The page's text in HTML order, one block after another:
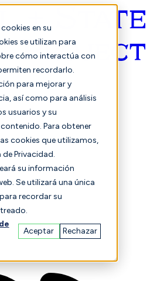
en su
se utilizan para
cómo interactúa con
recordarlo.
para mejorar y
así como para análisis
usuarios y su
Para obtener
cookies que utilizamos,
Privacidad.
su información
Se utilizará una única
recordar su
Aceptar Rechazar